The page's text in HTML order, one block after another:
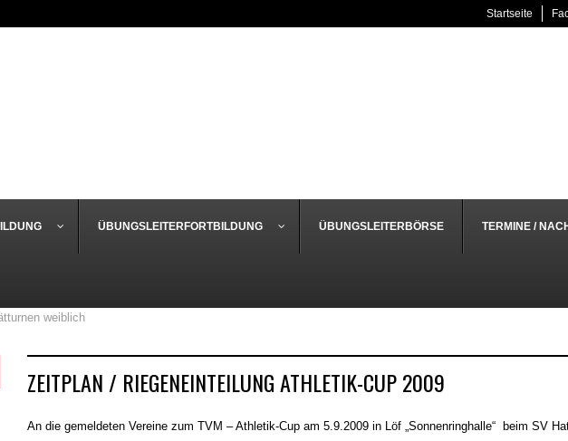
Startseite
ÜBUNGSLEITERFORTBILDUNG ÜBUNGSLEITERBÖRSE TERMINE /
weiblich
ZEITPLAN / RIEGENEINTEILUNG ATHLETIK-CUP 2009
An die gemeldeten Vereine zum TVM – Athletik-Cup am 5.9.2009 in Löf „Sonnenringhalle“ beim SV